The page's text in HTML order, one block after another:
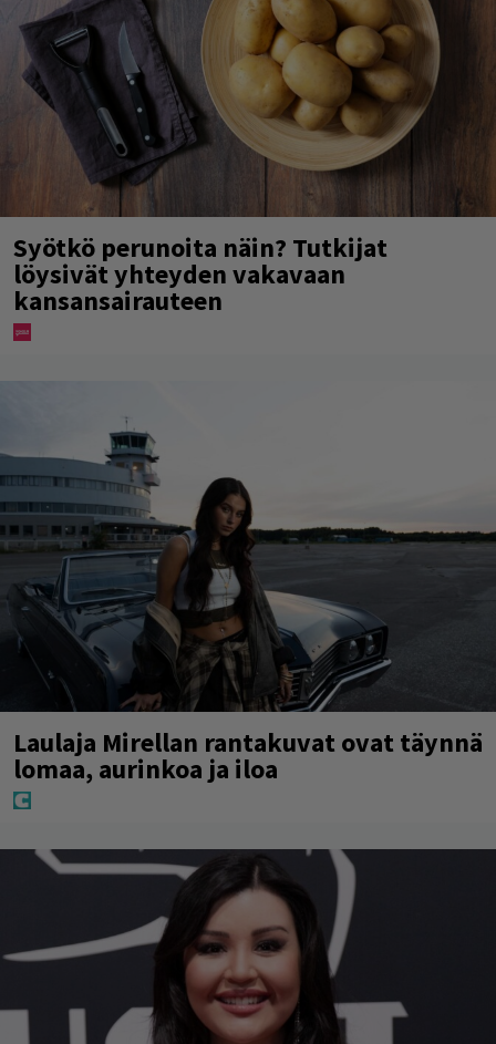
Syötkö perunoita näin? Tutkijat
löysivät yhteyden vakavaan
kansansairauteen
Laulaja Mirellan rantakuvat ovat täynnä
lomaa, aurinkoa ja iloa